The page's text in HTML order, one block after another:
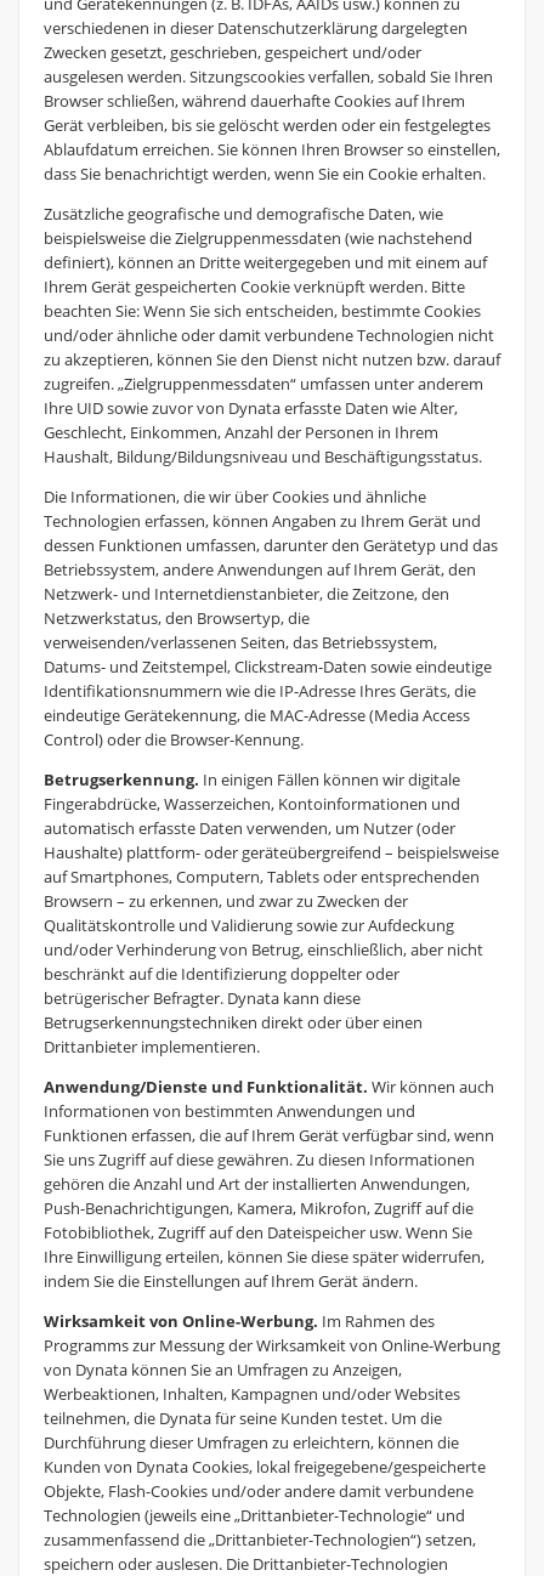
verschiedenen in dieser Datenschutzerklärung dargelegten
Zwecken gesetzt, geschrieben, gespeichert und/oder
ausgelesen werden. Sitzungscookies verfallen, sobald Sie Ihren
Browser schließen, während dauerhafte Cookies auf Ihrem
Gerät verbleiben, bis sie gelöscht werden oder ein festgelegtes
Ablaufdatum erreichen. Sie können Ihren Browser so einstellen,
dass Sie benachrichtigt werden, wenn Sie ein Cookie erhalten.
Zusätzliche geografische und demografische Daten, wie
beispielsweise die Zielgruppenmessdaten (wie nachstehend
definiert), können an Dritte weitergegeben und mit einem auf
Ihrem Gerät gespeicherten Cookie verknüpft werden. Bitte
beachten Sie: Wenn Sie sich entscheiden, bestimmte Cookies
und/oder ähnliche oder damit verbundene Technologien nicht
zu akzeptieren, können Sie den Dienst nicht nutzen bzw. darauf
zugreifen. „Zielgruppenmessdaten“ umfassen unter anderem
Ihre UID sowie zuvor von Dynata erfasste Daten wie Alter,
Geschlecht, Einkommen, Anzahl der Personen in Ihrem
Haushalt, Bildung/Bildungsniveau und Beschäftigungsstatus.
Die Informationen, die wir über Cookies und ähnliche
Technologien erfassen, können Angaben zu Ihrem Gerät und
dessen Funktionen umfassen, darunter den Gerätetyp und das
Betriebssystem, andere Anwendungen auf Ihrem Gerät, den
Netzwerk- und Internetdienstanbieter, die Zeitzone, den
Netzwerkstatus, den Browsertyp, die
verweisenden/verlassenen Seiten, das Betriebssystem,
Datums- und Zeitstempel, Clickstream-Daten sowie eindeutige
Identifikationsnummern wie die IP-Adresse Ihres Geräts, die
eindeutige Gerätekennung, die MAC-Adresse (Media Access
Control) oder die Browser-Kennung.
Betrugserkennung. In einigen Fällen können wir digitale
Fingerabdrücke, Wasserzeichen, Kontoinformationen und
automatisch erfasste Daten verwenden, um Nutzer (oder
Haushalte) plattform- oder geräteübergreifend – beispielsweise
auf Smartphones, Computern, Tablets oder entsprechenden
Browsern – zu erkennen, und zwar zu Zwecken der
Qualitätskontrolle und Validierung sowie zur Aufdeckung
und/oder Verhinderung von Betrug, einschließlich, aber nicht
beschränkt auf die Identifizierung doppelter oder
betrügerischer Befragter. Dynata kann diese
Betrugserkennungstechniken direkt oder über einen
Drittanbieter implementieren.
Anwendung/Dienste und Funktionalität. Wir können auch
Informationen von bestimmten Anwendungen und
Funktionen erfassen, die auf Ihrem Gerät verfügbar sind, wenn
Sie uns Zugriff auf diese gewähren. Zu diesen Informationen
gehören die Anzahl und Art der installierten Anwendungen,
Push-Benachrichtigungen, Kamera, Mikrofon, Zugriff auf die
Fotobibliothek, Zugriff auf den Dateispeicher usw. Wenn Sie
Ihre Einwilligung erteilen, können Sie diese später widerrufen,
indem Sie die Einstellungen auf Ihrem Gerät ändern.
Wirksamkeit von Online-Werbung. Im Rahmen des
Programms zur Messung der Wirksamkeit von Online-Werbung
von Dynata können Sie an Umfragen zu Anzeigen,
Werbeaktionen, Inhalten, Kampagnen und/oder Websites
teilnehmen, die Dynata für seine Kunden testet. Um die
Durchführung dieser Umfragen zu erleichtern, können die
Kunden von Dynata Cookies, lokal freigegebene/gespeicherte
Objekte, Flash-Cookies und/oder andere damit verbundene
Technologien (jeweils eine „Drittanbieter-Technologie“ und
zusammenfassend die „Drittanbieter-Technologien“) setzen,
speichern oder auslesen. Die Drittanbieter-Technologien